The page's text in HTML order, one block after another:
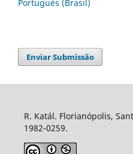
Português (Brasil)
Enviar Submissão
R. Katál. Florianópolis,
1982-0259.